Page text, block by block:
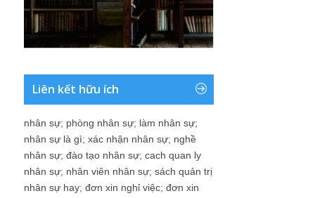
Liên kết hữu ích
nhân sự; phòng nhân sự; làm nhân sự;
nhân sự là gì; xác nhận nhân sự; nghề
nhân sự; đào tạo nhân sự; cach quan ly
nhân sự; nhân viên nhân sự; sách quản trị
nhân sự hay; đơn xin nghỉ việc; đơn xin